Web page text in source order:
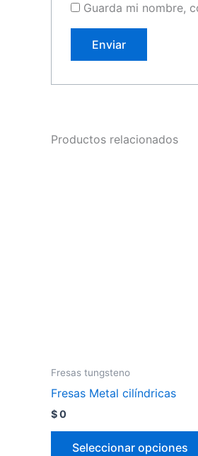
Guarda mi nombre,
Productos relacionados
Fresas tungsteno
Fresas Metal cilíndricas
$0
Seleccionar opciones